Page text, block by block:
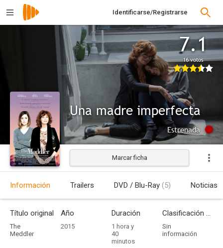
Identificarse/Registrarse
7.1
16 votos
Una madre imperfecta
Estrenada
Marcar ficha
Información Trailers DVD / Blu-Ray (5) Noticias
Título original
The
Meddler
Año
2015
Duración
1 hora y
40
minutos
Clasificación por edades
Sin
información